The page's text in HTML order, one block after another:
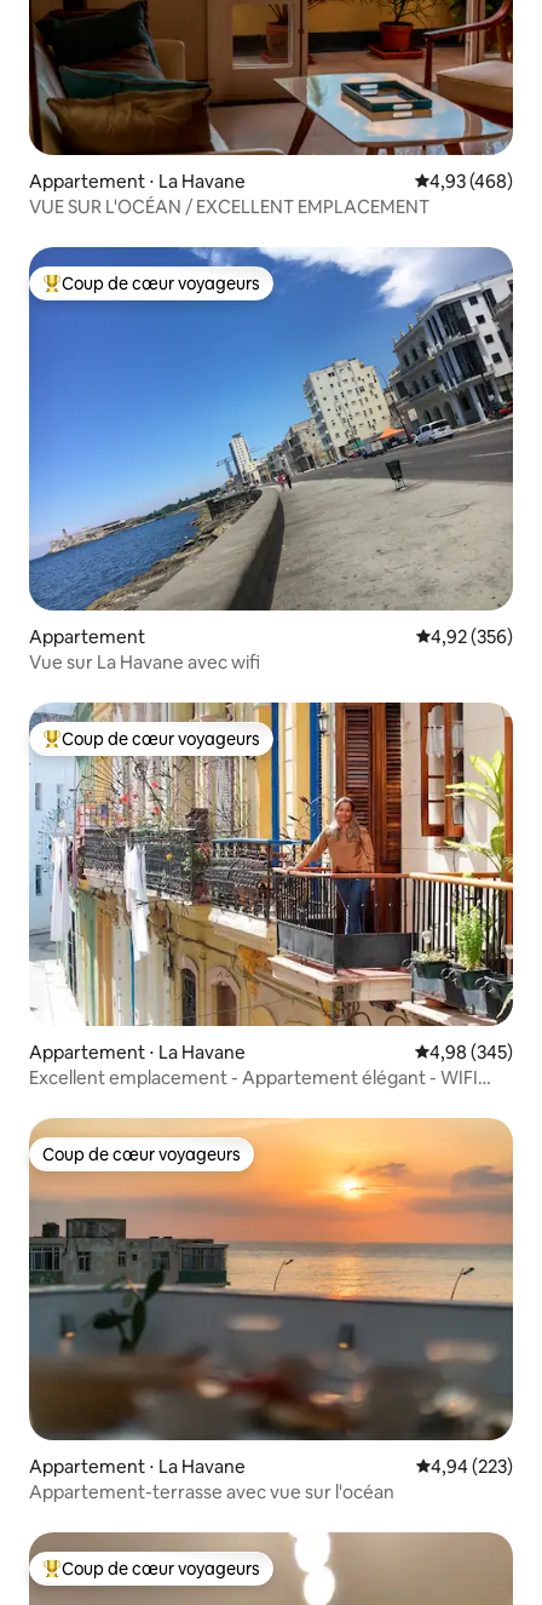
Appartement ⋅ La Havane Évaluation
4,93 (468)
VUE SUR L'OCÉAN / EXCELLENT EMPLACEMENT
Coups de cœur voyageurs les plus appréciés
Coup de cœur voyageurs
Appartement Évaluation
4,92 (356)
Vue sur La Havane avec wifi
Coups de cœur voyageurs les plus appréciés
Coup de cœur voyageurs
Appartement ⋅ La Havane Évaluation
4,98 (345)
Excellent emplacement - Appartement élégant - WIFI
Coup de cœur voyageurs
Coup de cœur voyageurs
Appartement ⋅ La Havane Évaluation
4,94 (223)
Appartement-terrasse avec vue sur l'océan
Coups de cœur voyageurs les plus appréciés
Coup de cœur voyageurs